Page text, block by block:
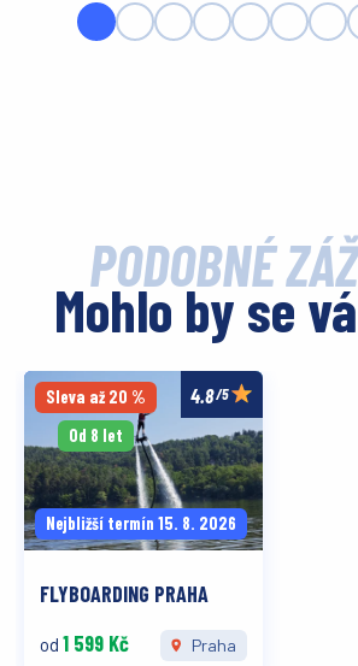
PODOBNÉ
Mohlo by se
Sleva až 20 %
Od 8 let
/5
Nejbližší termín 15. 8. 2026
FLYBOARDING PRAHA
od 1 599 Kč Praha